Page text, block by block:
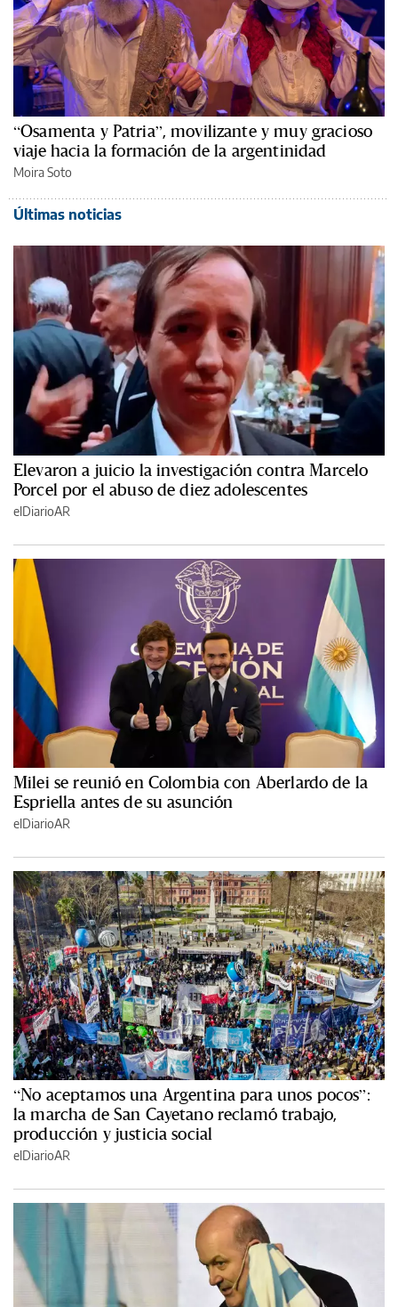
“Osamenta y Patria”, movilizante y muy gracioso
viaje hacia la formación de la argentinidad
Moira Soto
Últimas noticias
Elevaron a juicio la investigación contra Marcelo
Porcel por el abuso de diez adolescentes
elDiarioAR
Milei se reunió en Colombia con Aberlardo de la
Espriella antes de su asunción
elDiarioAR
“No aceptamos una Argentina para unos pocos”:
la marcha de San Cayetano reclamó trabajo,
producción y justicia social
elDiarioAR